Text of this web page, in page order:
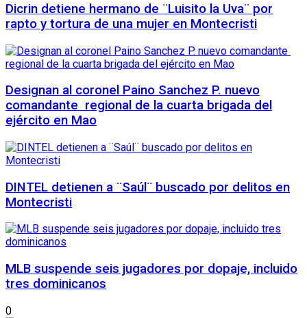
Dicrin detiene hermano de ¨Luisito la Uva¨ por
rapto y tortura de una mujer en Montecristi
Designan al coronel Paino Sanchez P. nuevo
comandante regional de la cuarta brigada del
ejército en Mao
DINTEL detienen a ¨Saúl¨ buscado por delitos en
Montecristi
MLB suspende seis jugadores por dopaje, incluido
tres dominicanos
0